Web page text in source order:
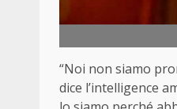
“Noi non siamo
dice l’intelligence